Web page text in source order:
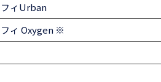
ィUrban
ィ Oxygen ※